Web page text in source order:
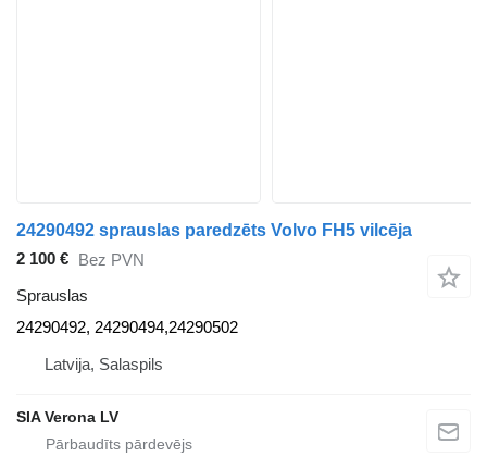
24290492 sprauslas paredzēts Volvo FH5 vilcēja
2 100 € Bez PVN
Sprauslas
24290492, 24290494,24290502
Latvija, Salaspils
SIA Verona LV